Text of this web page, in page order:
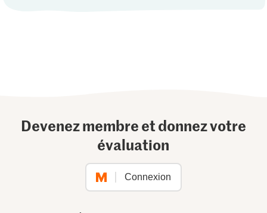
Devenez membre et donnez votre
évaluation
Connexion